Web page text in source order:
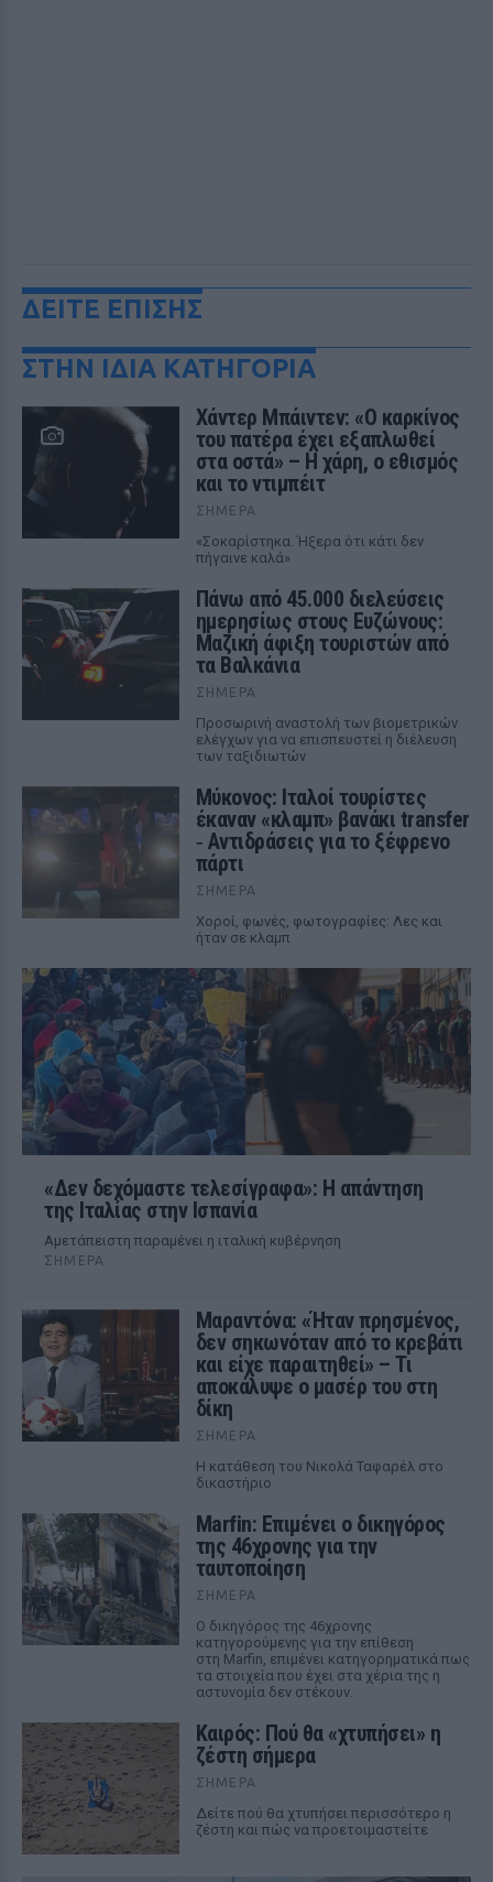
ΔΕΙΤΕ ΕΠΙΣΗΣ
ΣΤΗΝ ΙΔΙΑ ΚΑΤΗΓΟΡΙΑ
Χάντερ Μπάιντεν: «Ο καρκίνος
του πατέρα έχει εξαπλωθεί
στα οστά» – Η χάρη, ο εθισμός
και το ντιμπέιτ
ΣΉΜΕΡΑ
«Σοκαρίστηκα. Ήξερα ότι κάτι δεν
πήγαινε καλά»
Πάνω από 45.000 διελεύσεις
ημερησίως στους Ευζώνους:
Μαζική άφιξη τουριστών από
τα Βαλκάνια
ΣΉΜΕΡΑ
Προσωρινή αναστολή των βιομετρικών
ελέγχων για να επισπευστεί η διέλευση
των ταξιδιωτών
Μύκονος: Ιταλοί τουρίστες
έκαναν «κλαμπ» βανάκι transfer
‑ Αντιδράσεις για το ξέφρενο
πάρτι
ΣΉΜΕΡΑ
Χοροί, φωνές, φωτογραφίες: Λες και
ήταν σε κλαμπ
«Δεν δεχόμαστε τελεσίγραφα»: Η απάντηση
της Ιταλίας στην Ισπανία
Αμετάπειστη παραμένει η ιταλική κυβέρνηση
ΣΉΜΕΡΑ
Μαραντόνα: «Ήταν πρησμένος,
δεν σηκωνόταν από το κρεβάτι
και είχε παραιτηθεί» – Τι
αποκάλυψε ο μασέρ του στη
δίκη
ΣΉΜΕΡΑ
Η κατάθεση του Νικολά Ταφαρέλ στο
δικαστήριο
Marfin: Επιμένει ο δικηγόρος
της 46χρονης για την
ταυτοποίηση
ΣΉΜΕΡΑ
Ο δικηγόρος της 46χρονης
κατηγορούμενης για την επίθεση
στη Marfin, επιμένει κατηγορηματικά πως
τα στοιχεία που έχει στα χέρια της η
αστυνομία δεν στέκουν.
Καιρός: Πού θα «χτυπήσει» η
ζέστη σήμερα
ΣΉΜΕΡΑ
Δείτε πού θα χτυπήσει περισσότερο η
ζέστη και πώς να προετοιμαστείτε